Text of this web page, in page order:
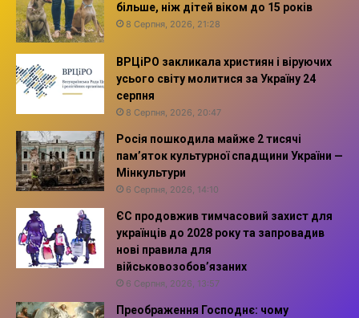
більше, ніж дітей віком до 15 років
8 Серпня, 2026, 21:28
ВРЦіРО закликала християн і віруючих
усього світу молитися за Україну 24
серпня
8 Серпня, 2026, 20:47
Росія пошкодила майже 2 тисячі
пам’яток культурної спадщини України —
Мінкультури
6 Серпня, 2026, 14:10
ЄС продовжив тимчасовий захист для
українців до 2028 року та запровадив
нові правила для
військовозобов’язаних
6 Серпня, 2026, 13:57
Преображення Господнє: чому